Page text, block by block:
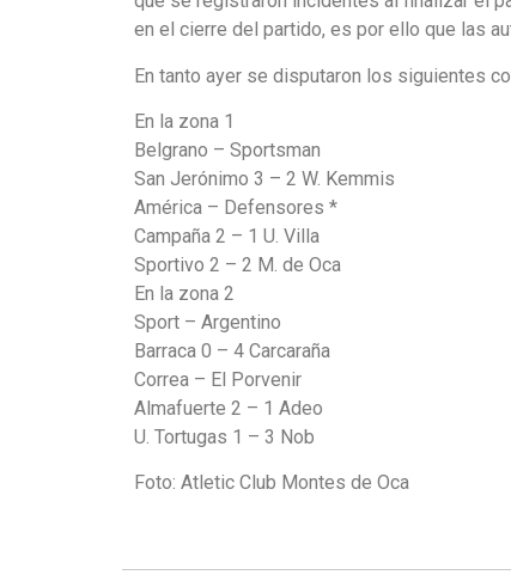
en el cierre del partido, es por ello que las
En tanto ayer se disputaron los siguientes
En la zona 1
Belgrano – Sportsman
San Jerónimo 3 – 2 W. Kemmis
América – Defensores *
Campaña 2 – 1 U. Villa
Sportivo 2 – 2 M. de Oca
En la zona 2
Sport – Argentino
Barraca 0 – 4 Carcaraña
Correa – El Porvenir
Almafuerte 2 – 1 Adeo
U. Tortugas 1 – 3 Nob
Foto: Atletic Club Montes de Oca